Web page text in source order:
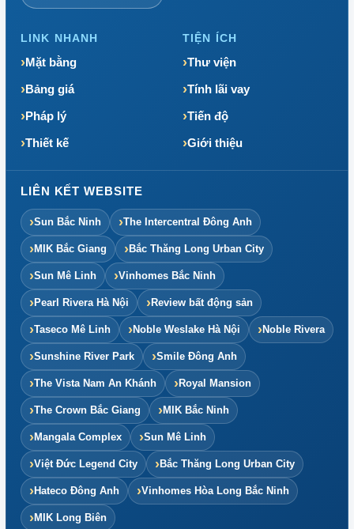
LINK NHANH
Mặt bằng
Bảng giá
Pháp lý
Thiết kế
TIỆN ÍCH
Thư viện
Tính lãi vay
Tiến độ
Giới thiệu
LIÊN KẾT WEBSITE
Sun Bắc Ninh The Intercentral Đông Anh
MIK Bắc Giang Bắc Thăng Long Urban City
Sun Mê Linh Vinhomes Bắc Ninh
Pearl Rivera Hà Nội Review bất động sản
Taseco Mê Linh Noble Weslake Hà Nội Noble Rivera
Sunshine River Park Smile Đông Anh
The Vista Nam An Khánh Royal Mansion
The Crown Bắc Giang MIK Bắc Ninh
Mangala Complex Sun Mê Linh
Việt Đức Legend City Bắc Thăng Long Urban City
Hateco Đông Anh Vinhomes Hòa Long Bắc Ninh
MIK Long Biên